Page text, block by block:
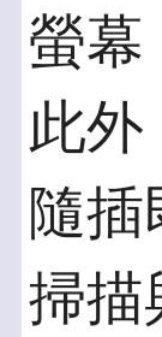
螢幕
此外
隨
掃描